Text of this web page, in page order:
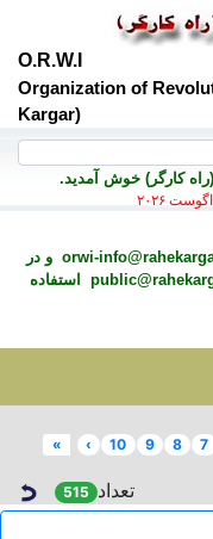
O.R.W.I
Organization of
Kargar)
کارگر) خوش آمديد.
orwi- و در
استفاده
7
8
9
10
›
»
تعداد 515